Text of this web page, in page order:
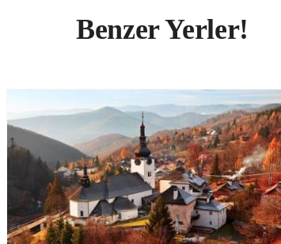
Benzer Yerler!